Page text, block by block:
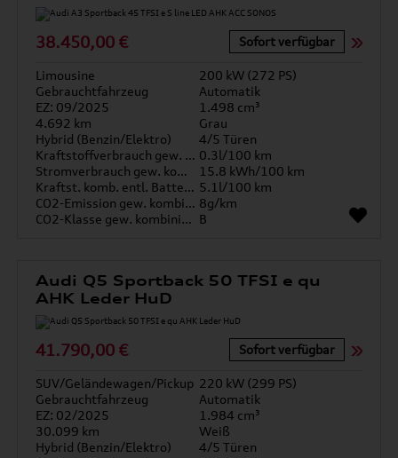
38.450,00 € Sofort verfügbar
Limousine
200 kW (272 PS)
Gebrauchtfahrzeug
Automatik
EZ: 09/2025
1.498 cm³
4.692 km
Grau
Hybrid (Benzin/Elektro)
4/5 Türen
Kraftstoffverbrauch gew. kombiniert 0.3l/100 km
Stromverbrauch gew. kombiniert
15.8 kWh/100 km
Kraftst. komb. entl. Batterie 5.1l/100 km
CO2-Emission gew. kombiniert 8g/km
CO2-Klasse gew. kombiniert B
Audi Q5 Sportback 50 TFSI e qu
AHK Leder HuD
41.790,00 € Sofort verfügbar
SUV/Geländewagen/Pickup 220 kW (299 PS)
Gebrauchtfahrzeug
Automatik
EZ: 02/2025
1.984 cm³
30.099 km
Weiß
Hybrid (Benzin/Elektro)
4/5 Türen